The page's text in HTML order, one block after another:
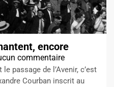
encore
commentaire
passage de l’Avenir, c’est
Courban inscrit au